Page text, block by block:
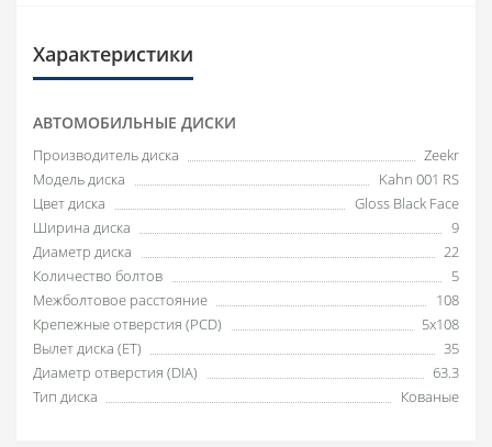
Характеристики
АВТОМОБИЛЬНЫЕ ДИСКИ
Производитель диска
Zeekr
Модель диска
Kahn 001 RS
Цвет диска
Gloss Black Face
Ширина диска
9
Диаметр диска
22
Количество болтов
5
Межболтовое расстояние
108
Крепежные отверстия (PCD)
5x108
Вылет диска (ET)
35
Диаметр отверстия (DIA)
63.3
Тип диска
Кованые